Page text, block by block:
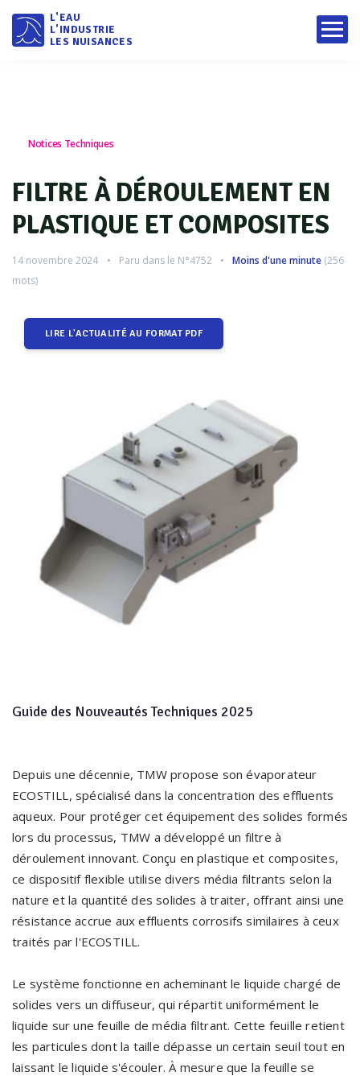
L'EAU
L'INDUSTRIE
LES NUISANCES
Notices Techniques
FILTRE À DÉROULEMENT EN
PLASTIQUE ET COMPOSITES
14 novembre 2024 Paru dans le N°4752 Moins d'une minute (256
mots)
LIRE L'ACTUALITÉ AU FORMAT PDF
Guide des Nouveautés Techniques 2025
Depuis une décennie, TMW propose son évaporateur
ECOSTILL, spécialisé dans la concentration des effluents
aqueux. Pour protéger cet équipement des solides formés
lors du processus, TMW a développé un filtre à
déroulement innovant. Conçu en plastique et composites,
ce dispositif flexible utilise divers média filtrants selon la
nature et la quantité des solides à traiter, offrant ainsi une
résistance accrue aux effluents corrosifs similaires à ceux
traités par l'ECOSTILL.
Le système fonctionne en acheminant le liquide chargé de
solides vers un diffuseur, qui répartit uniformément le
liquide sur une feuille de média filtrant. Cette feuille retient
les particules dont la taille dépasse un certain seuil tout en
laissant le liquide s'écouler. À mesure que la feuille se